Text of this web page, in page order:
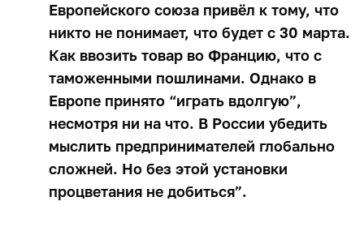
Европейского союза привёл к тому, что
никто не понимает, что будет с 30 марта.
Как ввозить товар во Францию, что с
таможенными пошлинами. Однако в
Европе принято “играть вдолгую”,
несмотря ни на что. В России убедить
мыслить предпринимателей глобально
сложней. Но без этой установки
процветания не добиться”.